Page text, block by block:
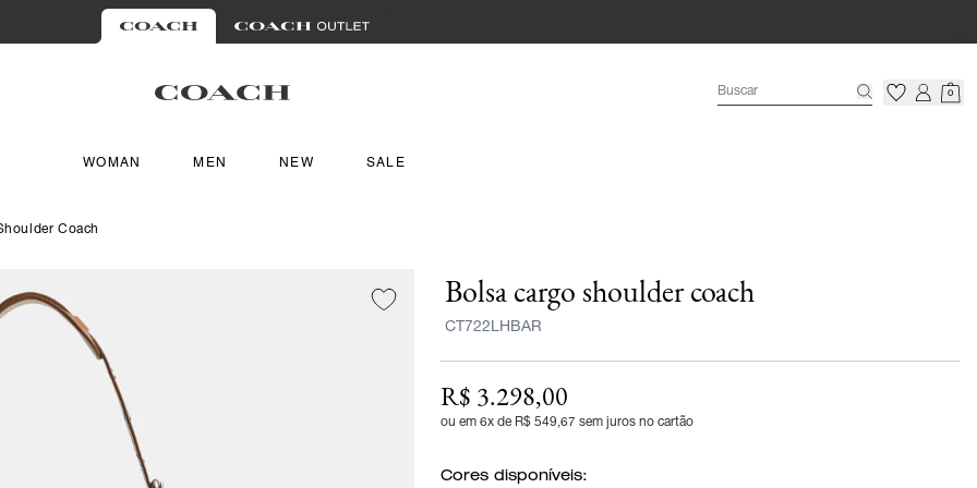
0
WOMAN MEN NEW SALE
Coach
Bolsa cargo shoulder coach
CT722LHBAR
R$ 3.298,00
ou em 6x de R$ 549,67 sem juros no cartão
Cores disponíveis: